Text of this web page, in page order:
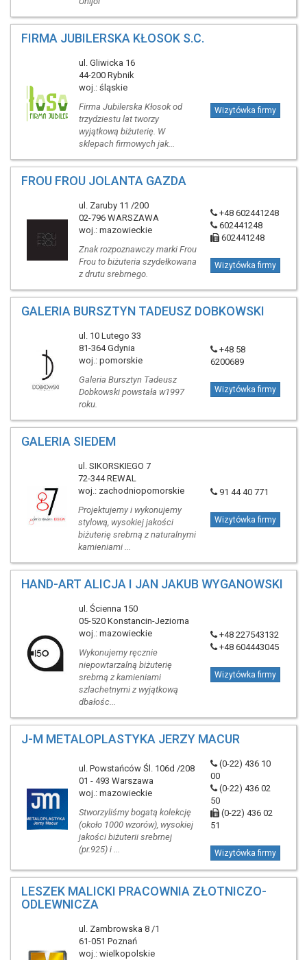
FIRMA JUBILERSKA KŁOSOK S.C.
ul. Gliwicka 16
44-200 Rybnik
woj.: śląskie
Firma Jubilerska Kłosok od
trzydziestu lat tworzy
wyjątkową biżuterię. W
sklepach firmowych jak...
Wizytówka firmy
FROU FROU JOLANTA GAZDA
ul. Zaruby 11 /200
02-796 WARSZAWA
woj.: mazowieckie
Znak rozpoznawczy marki Frou
Frou to biżuteria szydełkowana
z drutu srebrnego.
+48 602441248
602441248
602441248
Wizytówka firmy
GALERIA BURSZTYN TADEUSZ DOBKOWSKI
ul. 10 Lutego 33
81-364 Gdynia
woj.: pomorskie
Galeria Bursztyn Tadeusz
Dobkowski powstała w1997
roku.
+48 58
6200689
Wizytówka firmy
GALERIA SIEDEM
ul. SIKORSKIEGO 7
72-344 REWAL
woj.: zachodniopomorskie
Projektujemy i wykonujemy
stylową, wysokiej jakości
biżuterię srebrną z naturalnymi
kamieniami ...
91 44 40 771
Wizytówka firmy
HAND-ART ALICJA I JAN JAKUB WYGANOWSKI
ul. Ścienna 150
05-520 Konstancin-Jeziorna
woj.: mazowieckie
Wykonujemy ręcznie
niepowtarzalną biżuterię
srebrną z kamieniami
szlachetnymi z wyjątkową
dbałośc...
+48 227543132
+48 604443045
Wizytówka firmy
J-M METALOPLASTYKA JERZY MACUR
ul. Powstańców Śl. 106d /208
01 - 493 Warszawa
woj.: mazowieckie
Stworzyliśmy bogatą kolekcję
(około 1000 wzorów), wysokiej
jakości biżuterii srebrnej
(pr.925) i ...
(0-22) 436 10
00
(0-22) 436 02
50
(0-22) 436 02
51
Wizytówka firmy
LESZEK MALICKI PRACOWNIA ZŁOTNICZO-
ODLEWNICZA
ul. Zambrowska 8 /1
61-051 Poznań
woj.: wielkopolskie